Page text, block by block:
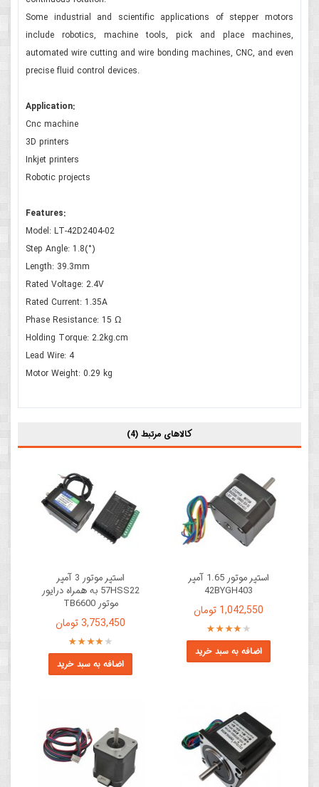
Some industrial and scientific applications of stepper motors
include robotics, machine tools, pick and place machines,
automated wire cutting and wire bonding machines, CNC, and even
precise fluid control devices.
Application:
Cnc machine
3D printers
Inkjet printers
Robotic projects
Features:
Model: LT-42D2404-02
Step Angle: 1.8(°)
Length: 39.3mm
Rated Voltage: 2.4V
Rated Current: 1.35A
Phase Resistance: 15 Ω
Holding Torque: 2.2kg.cm
Lead Wire: 4
Motor Weight: 0.29 kg
کالاهای مرتبط (4)
استپر موتور 1.65 آمپر
42BYGH403
1,042,550 تومان
اضافه به سبد خرید
استپر موتور 3 آمپر
57HSS22 به همراه درایور
موتور TB6600
3,753,450 تومان
اضافه به سبد خرید